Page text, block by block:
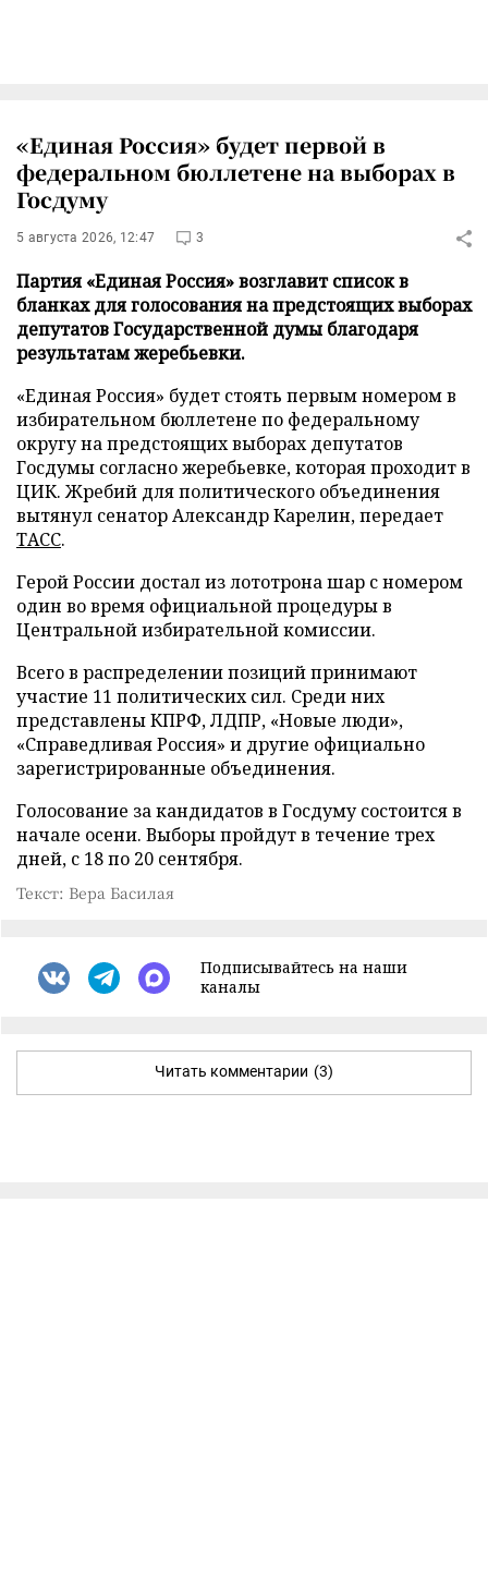
«Единая Россия» будет первой в
федеральном бюллетене на выборах в
Госдуму
5 августа 2026, 12:47 3
Партия «Единая Россия» возглавит список в
бланках для голосования на предстоящих выборах
депутатов Государственной думы благодаря
результатам жеребьевки.
«Единая Россия» будет стоять первым номером в
избирательном бюллетене по федеральному
округу на предстоящих выборах депутатов
Госдумы согласно жеребьевке, которая проходит в
ЦИК. Жребий для политического объединения
вытянул сенатор Александр Карелин, передает
ТАСС.
Герой России достал из лототрона шар с номером
один во время официальной процедуры в
Центральной избирательной комиссии.
Всего в распределении позиций принимают
участие 11 политических сил. Среди них
представлены КПРФ, ЛДПР, «Новые люди»,
«Справедливая Россия» и другие официально
зарегистрированные объединения.
Голосование за кандидатов в Госдуму состоится в
начале осени. Выборы пройдут в течение трех
дней, с 18 по 20 сентября.
Текст: Вера Басилая
Подписывайтесь на наши
каналы
Читать комментарии (3)